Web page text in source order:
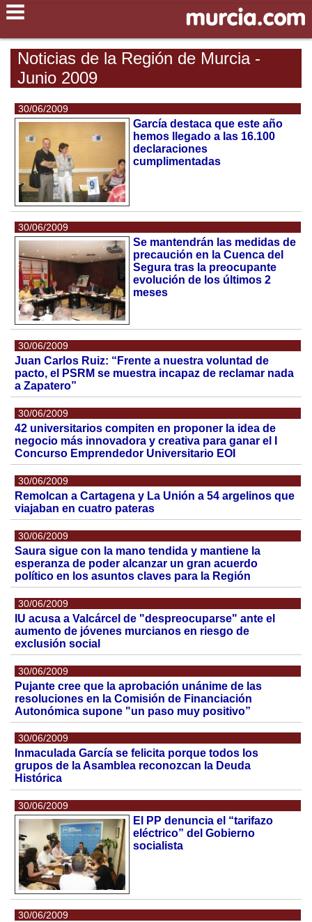
Noticias de la Región de Murcia -
Junio 2009
30/06/2009
García destaca que este año
hemos llegado a las 16.100
declaraciones
cumplimentadas
30/06/2009
Se mantendrán las medidas de
precaución en la Cuenca del
Segura tras la preocupante
evolución de los últimos 2
meses
30/06/2009
Juan Carlos Ruiz: “Frente a nuestra voluntad de
pacto, el PSRM se muestra incapaz de reclamar nada
a Zapatero”
30/06/2009
42 universitarios compiten en proponer la idea de
negocio más innovadora y creativa para ganar el I
Concurso Emprendedor Universitario EOI
30/06/2009
Remolcan a Cartagena y La Unión a 54 argelinos que
viajaban en cuatro pateras
30/06/2009
Saura sigue con la mano tendida y mantiene la
esperanza de poder alcanzar un gran acuerdo
político en los asuntos claves para la Región
30/06/2009
IU acusa a Valcárcel de "despreocuparse" ante el
aumento de jóvenes murcianos en riesgo de
exclusión social
30/06/2009
Pujante cree que la aprobación unánime de las
resoluciones en la Comisión de Financiación
Autonómica supone "un paso muy positivo”
30/06/2009
Inmaculada García se felicita porque todos los
grupos de la Asamblea reconozcan la Deuda
Histórica
30/06/2009
El PP denuncia el “tarifazo
eléctrico” del Gobierno
socialista
30/06/2009